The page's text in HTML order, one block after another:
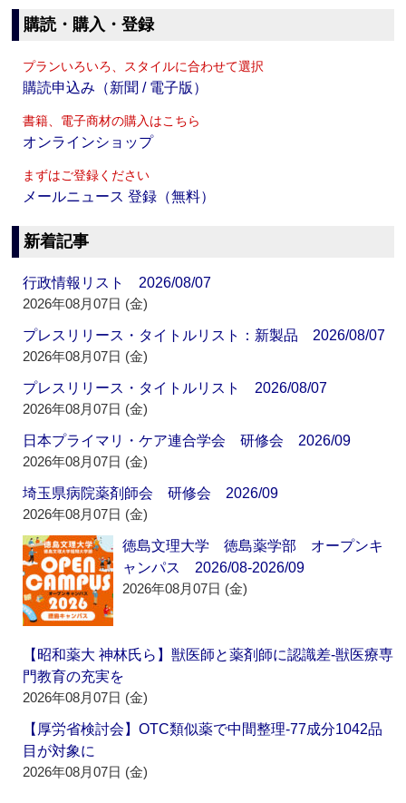
購読・購入・登録
プランいろいろ、スタイルに合わせて選択
購読申込み（新聞 / 電子版）
書籍、電子商材の購入はこちら
オンラインショップ
まずはご登録ください
メールニュース 登録（無料）
新着記事
行政情報リスト 2026/08/07
2026年08月07日 (金)
プレスリリース・タイトルリスト：新製品 2026/08/07
2026年08月07日 (金)
プレスリリース・タイトルリスト 2026/08/07
2026年08月07日 (金)
日本プライマリ・ケア連合学会 研修会 2026/09
2026年08月07日 (金)
埼玉県病院薬剤師会 研修会 2026/09
2026年08月07日 (金)
徳島文理大学 徳島薬学部 オープンキ
ャンパス 2026/08-2026/09
2026年08月07日 (金)
【昭和薬大 神林氏ら】獣医師と薬剤師に認識差‐獣医療専
門教育の充実を
2026年08月07日 (金)
【厚労省検討会】OTC類似薬で中間整理‐77成分1042品
目が対象に
2026年08月07日 (金)